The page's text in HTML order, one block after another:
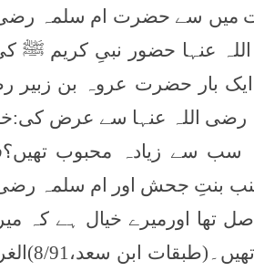
میں سے حضرت ام سلمہ رضی
عنہا حضور نبیِ کریم ﷺ
بار حضرت عروہ بن زبیر
رضی اللہ عنہا سے عرض
سے زیادہ محبوب
بنتِ جحش اور ام سلمہ
تھا اورمیرے خیال ہے کہ
زیادہ